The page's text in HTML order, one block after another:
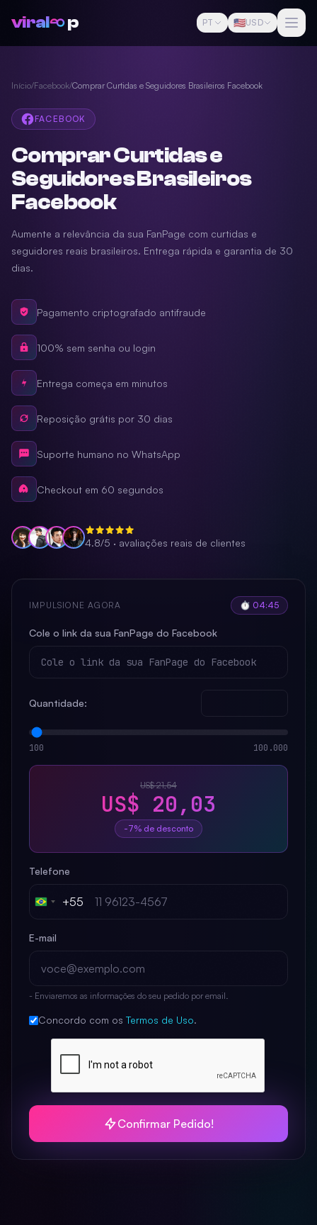
viral p PT 🇺🇸USD
Início/Facebook/Comprar Curtidas e Seguidores Brasileiros Facebook
FACEBOOK
Comprar Curtidas e
Seguidores Brasileiros
Facebook
Aumente a relevância da sua FanPage com curtidas e
seguidores reais brasileiros. Entrega rápida e garantia de 30
dias.
Pagamento criptografado antifraude
100% sem senha ou login
Entrega começa em minutos
Reposição grátis por 30 dias
Suporte humano no WhatsApp
Checkout em 60 segundos
4.8/5 · avaliações reais de clientes
IMPULSIONE AGORA ⏱ 04:41
Cole o link da sua FanPage do Facebook
Quantidade:
100 100.000
US$ 21,54
US$ 20,03
-7% de desconto
Telefone
Brazil+55
E-mail
- Enviaremos as informações do seu pedido por email.
Concordo com os Termos de Uso.
Confirmar Pedido!